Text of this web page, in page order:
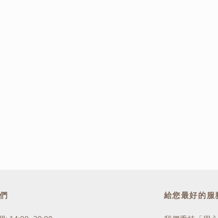
給您最好的服